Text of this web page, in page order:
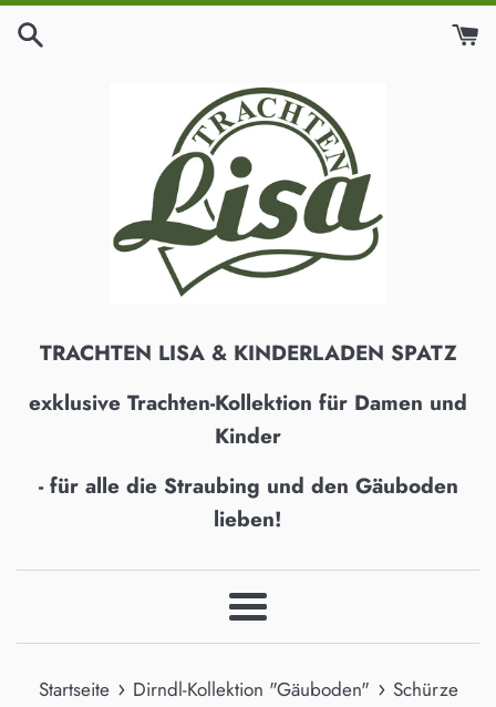
Direkt
zum
TRACHTEN LISA & KINDERLADEN SPATZ
exklusive Trachten-Kollektion für Damen und
Kinder
- für alle die Straubing und den Gäuboden
lieben!
Menü
Startseite › Dirndl-Kollektion "Gäuboden" › Schürze